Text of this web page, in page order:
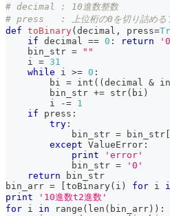
# decimal : 10進数整数
# press   : 上位桁の0を切り詰める
def toBinary(decimal , press=
if decimal == 0 : return
    bin_str
=
""
    i
= 31
while i >= 0 :
        bi
= int ( (decimal &
        bin_str
+= str( bi )
        i
-= 1
if press :
try :
            bin_str
= bin_str [
except ValueError :
print
'error'
            bin_str
=
'0'
return bin_str
bin_arr = [toBinary( i ) for i
print
'10進数t2進数'
for i in range ( len ( bin_arr) ) :